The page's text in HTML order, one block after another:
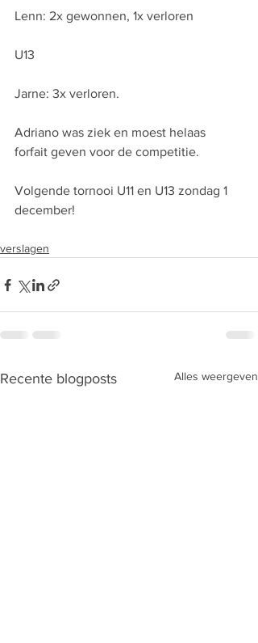
Lenn: 2x gewonnen, 1x verloren
U13
Jarne: 3x verloren.
Adriano was ziek en moest helaas
forfait geven voor de competitie.
Volgende tornooi U11 en U13 zondag 1
december!
verslagen
Recente blogposts Alles weergeven